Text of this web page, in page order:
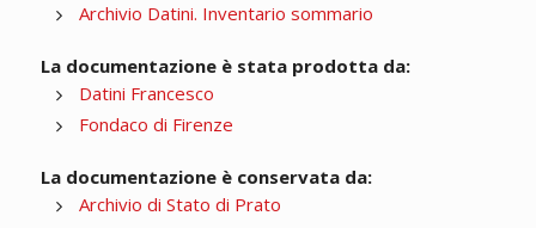
Archivio Datini. Inventario sommario
La documentazione è stata prodotta da:
Datini Francesco
Fondaco di Firenze
La documentazione è conservata da:
Archivio di Stato di Prato